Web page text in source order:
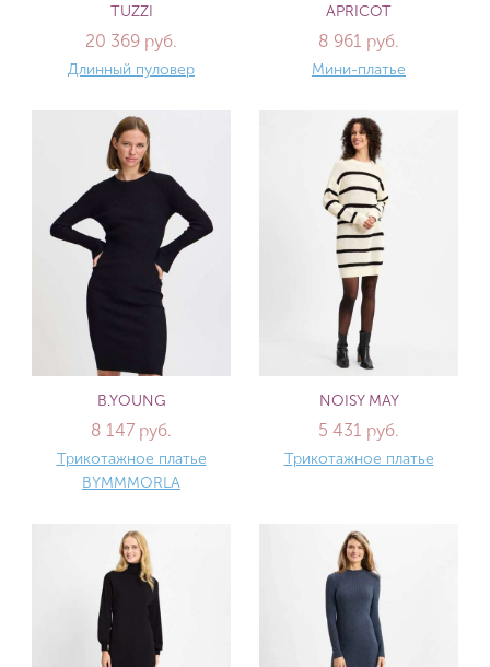
TUZZI
20 369 руб.
Длинный пуловер
APRICOT
8 961 руб.
Мини-платье
B.YOUNG
8 147 руб.
Трикотажное платье
BYMMMORLA
NOISY MAY
5 431 руб.
Трикотажное платье